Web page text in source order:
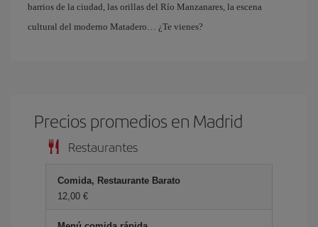
barrios de la ciudad, las orillas del Río Manzanares, la escena
cultural del moderno Matadero… ¿Te vienes?
Precios promedios en Madrid
Restaurantes
Comida, Restaurante Barato
12,00 €